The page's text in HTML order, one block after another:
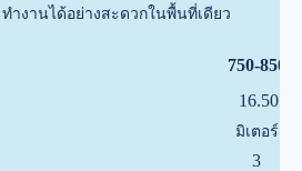
ำงานได้อย่างสะดวกในพื้นที่เดียว
750-850
16.50
มิเตอร์
3